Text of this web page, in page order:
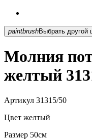
paintbrush
Молния
желтый
Артикул 31315/50
Цвет желтый
Размер 50см